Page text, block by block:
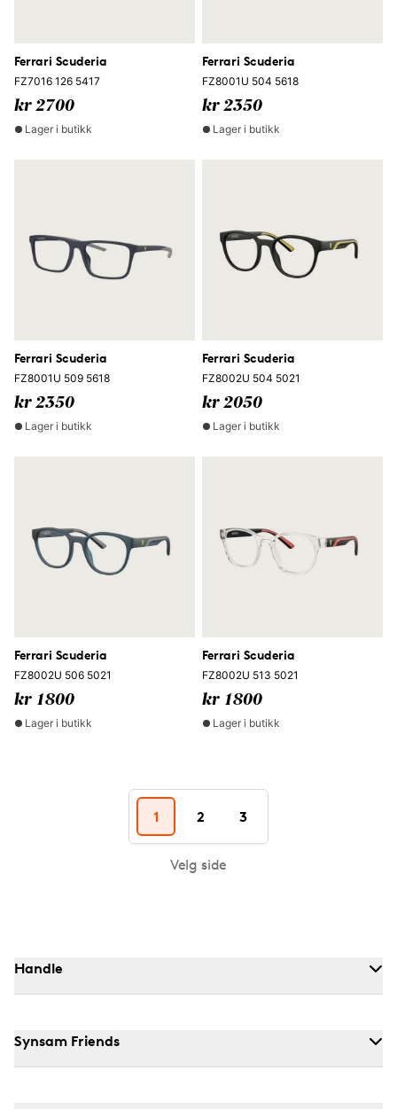
Ferrari Scuderia
FZ7016 126 5417
kr 2700
Lager i butikk
Ferrari Scuderia
FZ8001U 504 5618
kr 2350
Lager i butikk
Ferrari Scuderia
FZ8001U 509 5618
kr 2350
Lager i butikk
Ferrari Scuderia
FZ8002U 504 5021
kr 2050
Lager i butikk
Ferrari Scuderia
FZ8002U 506 5021
kr 1800
Lager i butikk
Ferrari Scuderia
FZ8002U 513 5021
kr 1800
Lager i butikk
1 2 3
Velg side
Handle
Synsam Friends